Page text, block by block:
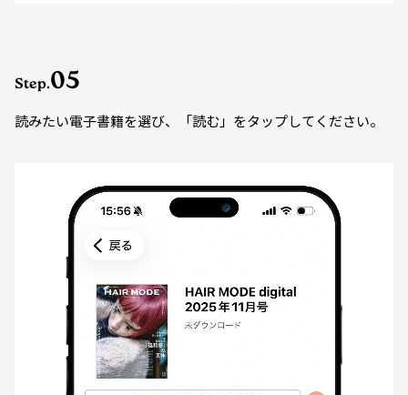
Step.05
読みたい電子書籍を選び、「読む」をタップしてください。